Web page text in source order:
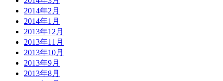
2014年2月
2014年1月
2013年12月
2013年11月
2013年10月
2013年9月
2013年8月